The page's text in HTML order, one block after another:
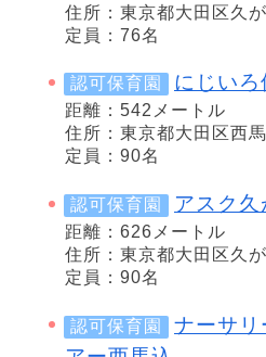
住所：東京都大田区久
定員：76名
認可保育園 にじいろ
距離：542メートル
住所：東京都大田区西
定員：90名
認可保育園 アスク久
距離：626メートル
住所：東京都大田区久
定員：90名
認可保育園
ナーサリ